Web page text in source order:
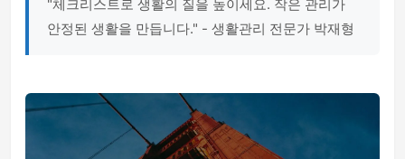
"체크리스트로 생활의 질을 높이세요. 작은 관리가
안정된 생활을 만듭니다." - 생활관리 전문가 박재형